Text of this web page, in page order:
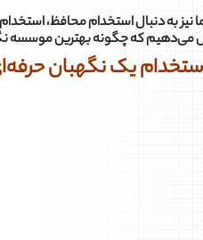
نیز به دنبال استخدام محافظ،
می‌دهیم که چگونه بهترین موسسه
یک نگهبان